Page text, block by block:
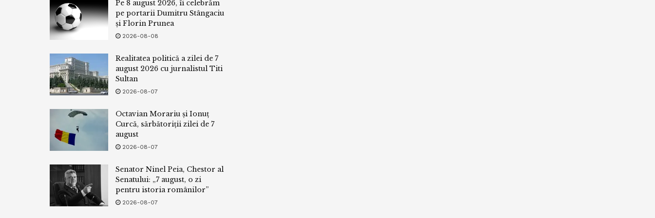
Pe 8 august 2026, îi celebrăm
pe portarii Dumitru Stângaciu
și Florin Prunea
2026-08-08
Realitatea politică a zilei de 7
august 2026 cu jurnalistul Titi
Sultan
2026-08-07
Octavian Morariu și Ionuț
Curcă, sărbătoriții zilei de 7
august
2026-08-07
Senator Ninel Peia, Chestor al
Senatului: „7 august, o zi
pentru istoria românilor”
2026-08-07